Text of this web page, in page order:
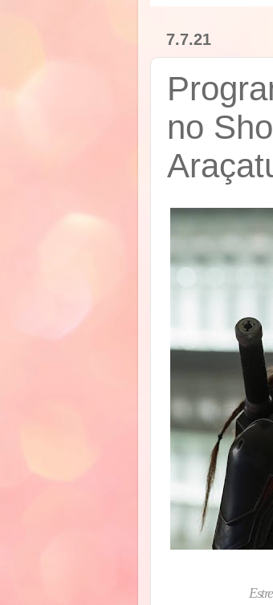
7.7.21
no